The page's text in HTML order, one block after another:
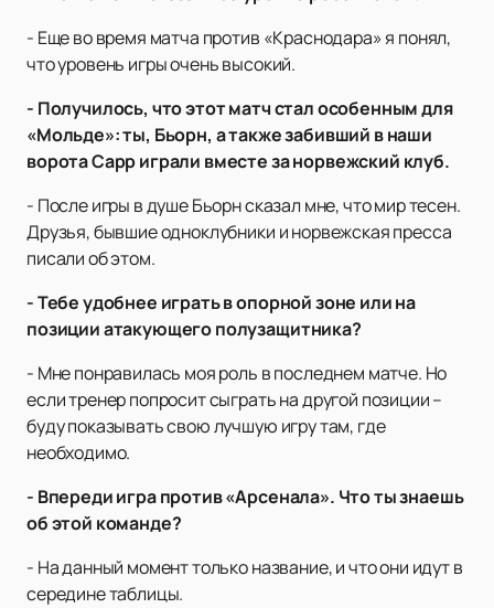
- Еще во время матча против «Краснодара» я понял,
что уровень игры очень высокий.
- Получилось, что этот матч стал особенным для
«Мольде»: ты, Бьорн, а также забивший в наши
ворота Сарр играли вместе за норвежский клуб.
- После игры в душе Бьорн сказал мне, что мир тесен.
Друзья, бывшие одноклубники и норвежская пресса
писали об этом.
- Тебе удобнее играть в опорной зоне или на
позиции атакующего полузащитника?
- Мне понравилась моя роль в последнем матче. Но
если тренер попросит сыграть на другой позиции –
буду показывать свою лучшую игру там, где
необходимо.
- Впереди игра против «Арсенала». Что ты знаешь
об этой команде?
- На данный момент только название, и что они идут в
середине таблицы.